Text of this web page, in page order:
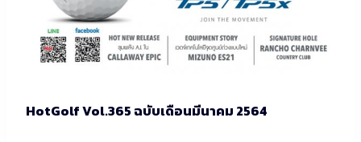
HotGolf Vol.365 ฉบับเดือนมีนาคม 2564